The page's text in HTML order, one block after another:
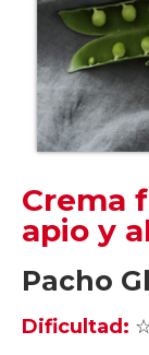
Crema
apio y
Pacho
Dificultad: